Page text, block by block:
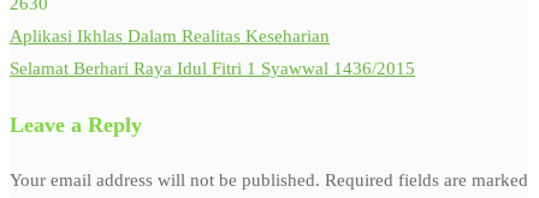
Post
Aplikasi Ikhlas Dalam Realitas Keseharian
Selamat Berhari Raya Idul Fitri 1 Syawwal 1436/2015
Leave a Reply
Your email address will not be published. Required fields are marked